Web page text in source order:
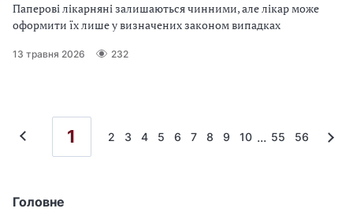
Головне
Паперові лікарняні залишаються чинними, але лікар може
оформити їх лише у визначених законом випадках
13 травня 2026 232
1 2 3 4 5 6 7 8 9 10 ... 55 56